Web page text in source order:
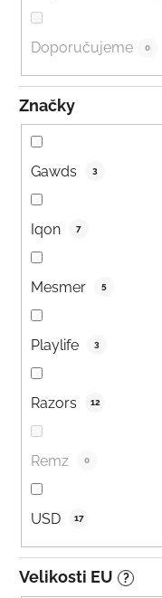
Doporučujeme 0
Značky
Gawds 3
Iqon 7
Mesmer 5
Playlife 3
Razors 12
Remz 0
USD 17
Velikosti EU ?